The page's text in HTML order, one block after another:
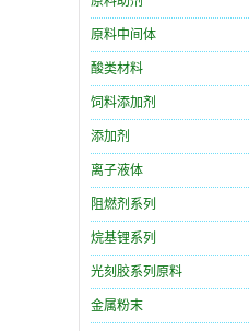
原料中间体
酸类材料
饲料添加剂
添加剂
离子液体
阻燃剂系列
烷基锂系列
光刻胶系列原料
金属粉末